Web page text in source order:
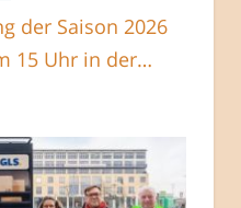
der Saison 2026
15 Uhr in der…